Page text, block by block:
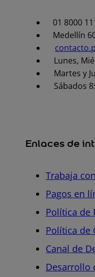
01 8000
Medellín
Lunes,
Martes y
Sábados
Enlaces de
Trabaja
Pagos en
Política de
Política de
Canal de
Desarrollo